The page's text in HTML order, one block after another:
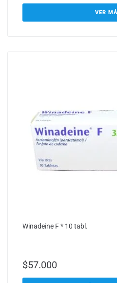
VER
Winadeine F * 10 tabl.
$57.000